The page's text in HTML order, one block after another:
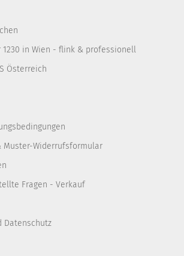
1230 in Wien - flink & professionell
Österreich
Muster-Widerrufsformular
Fragen - Verkauf
Datenschutz